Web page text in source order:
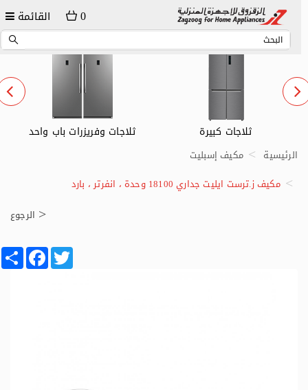
القائمة 0
ثلاجات وفريزرات باب واحد ثلاجات صغيرة
الرئيسية
مكيف إسبليت
مكيف ز.ترست ايليت جداري 18100 وحدة ، انفرتر ، بارد
الرجوع
Share
FacebookTwitter